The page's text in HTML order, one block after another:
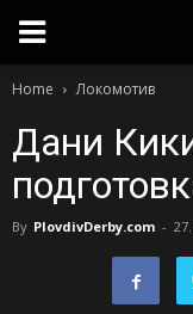
Home Локомотив
Дани
By PlovdivDerby.com -